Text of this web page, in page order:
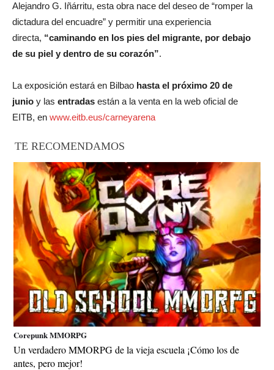
Alejandro G. Iñárritu, esta obra nace del deseo de “romper la
dictadura del encuadre” y permitir una experiencia
directa, “caminando en los pies del migrante, por debajo
de su piel y dentro de su corazón”.
La exposición estará en Bilbao hasta el próximo 20 de
junio y las entradas están a la venta en la web oficial de
EITB, en www.eitb.eus/carneyarena
TE RECOMENDAMOS
Corepunk MMORPG
Un verdadero MMORPG de la vieja escuela ¡Cómo los de
antes, pero mejor!